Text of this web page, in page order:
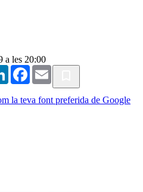
a les 20:00
LinkedInFacebook
Email
la teva font preferida de Google